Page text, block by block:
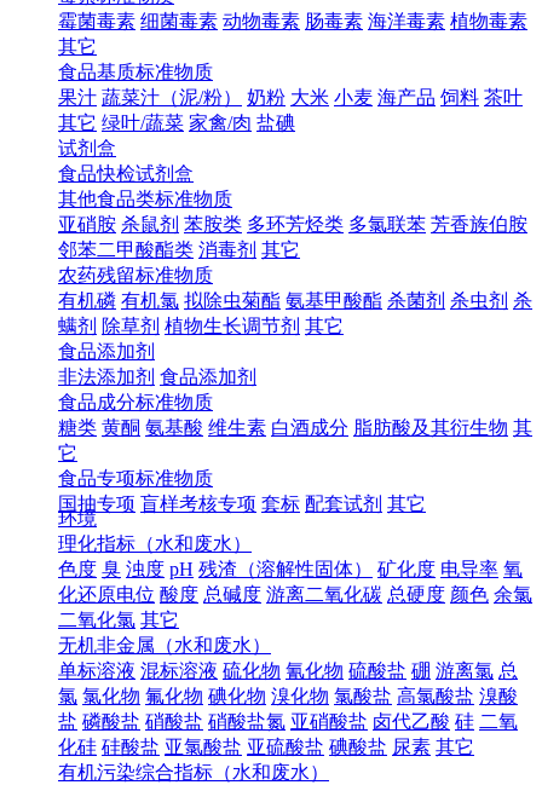
霉菌毒素 细菌毒素 动物毒素 肠毒素 海洋毒素 植物毒素
其它
食品基质标准物质
果汁 蔬菜汁（泥/粉） 奶粉 大米 小麦 海产品 饲料 茶叶
其它 绿叶/蔬菜 家禽/肉 盐碘
试剂盒
食品快检试剂盒
其他食品类标准物质
亚硝胺 杀鼠剂 苯胺类 多环芳烃类 多氯联苯 芳香族伯胺
邻苯二甲酸酯类 消毒剂 其它
农药残留标准物质
有机磷 有机氯 拟除虫菊酯 氨基甲酸酯 杀菌剂 杀虫剂 杀
螨剂 除草剂 植物生长调节剂 其它
食品添加剂
非法添加剂 食品添加剂
食品成分标准物质
糖类 黄酮 氨基酸 维生素 白酒成分 脂肪酸及其衍生物 其
它
食品专项标准物质
国抽专项 盲样考核专项 套标 配套试剂 其它
环境
理化指标（水和废水）
色度 臭 浊度 pH 残渣（溶解性固体） 矿化度 电导率 氧
化还原电位 酸度 总碱度 游离二氧化碳 总硬度 颜色 余氯
二氧化氯 其它
无机非金属（水和废水）
单标溶液 混标溶液 硫化物 氰化物 硫酸盐 硼 游离氯 总
氯 氯化物 氟化物 碘化物 溴化物 氯酸盐 高氯酸盐 溴酸
盐 磷酸盐 硝酸盐 硝酸盐氮 亚硝酸盐 卤代乙酸 硅 二氧
化硅 硅酸盐 亚氯酸盐 亚硫酸盐 碘酸盐 尿素 其它
有机污染综合指标（水和废水）